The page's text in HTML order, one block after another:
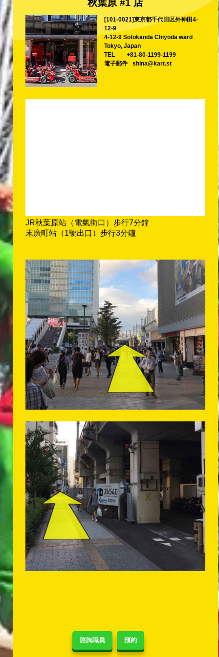
諮詢職員 預約
秋葉原 #1 店
[101-0021]東京都千代田区外神田4-
12-9
4-12-9 Sotokanda Chiyoda ward
Tokyo, Japan
TEL
+81-80-1199-1199
電子郵件
shina@kart.st
JR秋葉原站（電氣街口）步行7分鐘
末廣町站（1號出口）步行3分鐘